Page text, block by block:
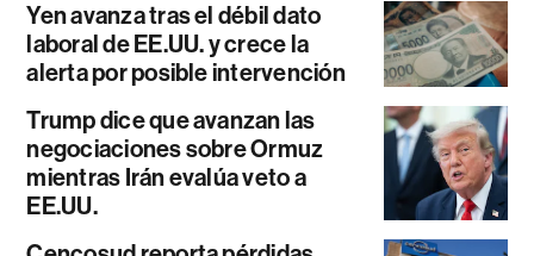
Yen avanza tras el débil dato
laboral de EE.UU. y crece la
alerta por posible intervención
Trump dice que avanzan las
negociaciones sobre Ormuz
mientras Irán evalúa veto a
EE.UU.